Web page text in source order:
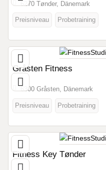
6270 Tønder, Dänemark
Preisniveau Probetraining
Gråsten Fitness
6300 Gråsten, Dänemark
Preisniveau Probetraining
Fitness Key Tønder